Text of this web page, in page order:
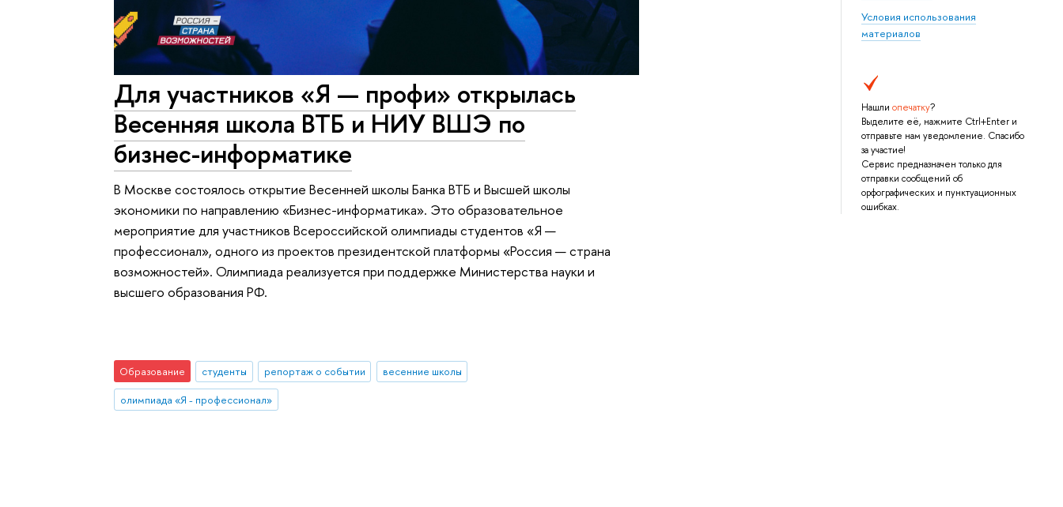
Условия использования
материалов
Нашли опечатку?
Выделите её, нажмите Ctrl+Enter и
отправьте нам уведомление. Спасибо
за участие!
Сервис предназначен только для
отправки сообщений об
орфографических и пунктуационных
ошибках.
Для участников «Я — профи» открылась
Весенняя школа ВТБ и НИУ ВШЭ по
бизнес-информатике
В Москве состоялось открытие Весенней школы Банка ВТБ и Высшей школы
экономики по направлению «Бизнес-информатика». Это образовательное
мероприятие для участников Всероссийской олимпиады студентов «Я —
профессионал», одного из проектов президентской платформы «Россия — страна
возможностей». Олимпиада реализуется при поддержке Министерства науки и
высшего образования РФ.
Образование студенты репортаж о событии
весенние школы
олимпиада «Я - профессионал»